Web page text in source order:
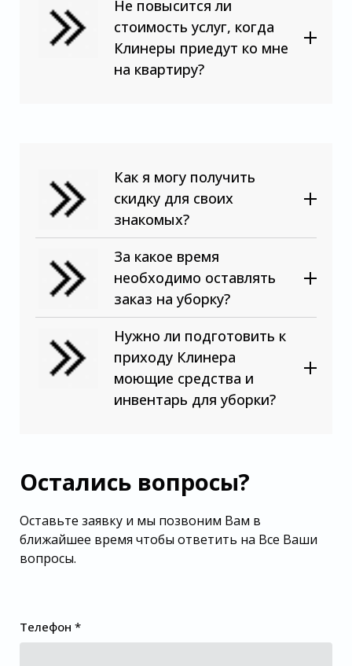
Не повысится ли
стоимость услуг, когда
Клинеры приедут ко мне
на квартиру?
Как я могу получить
скидку для своих
знакомых?
За какое время
необходимо оставлять
заказ на уборку?
Нужно ли подготовить к
приходу Клинера
моющие средства и
инвентарь для уборки?
Остались вопросы?
Оставьте заявку и мы позвоним Вам в
ближайшее время чтобы ответить на Все Ваши
вопросы.
Телефон *